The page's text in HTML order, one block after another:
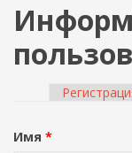
Имя *